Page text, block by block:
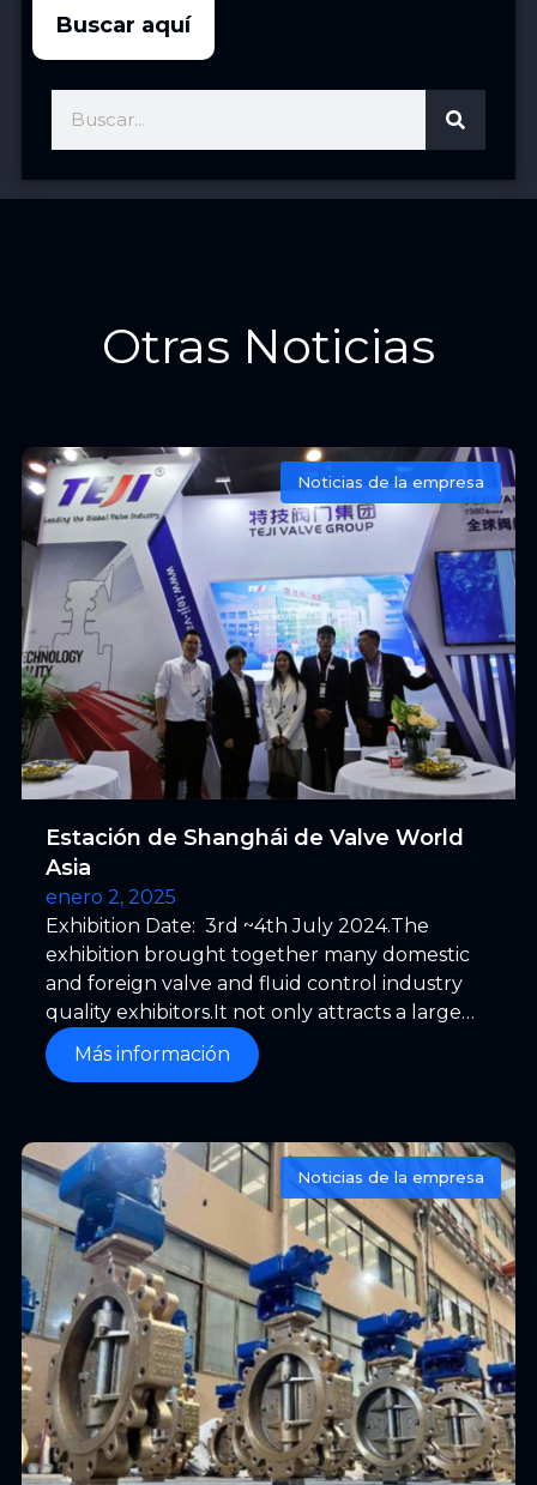
Buscar aquí
Otras Noticias
Noticias de la empresa
Estación de Shanghái de Valve World
Asia
enero 2, 2025
Exhibition Date: 3rd ~4th July 2024.The
exhibition brought together many domestic
and foreign valve and fluid control industry
quality exhibitors.It not only attracts a large
number of domestic visitors, but also attracts
the professionals from Russia, Singapore,
on.
Más información
Noticias de la empresa